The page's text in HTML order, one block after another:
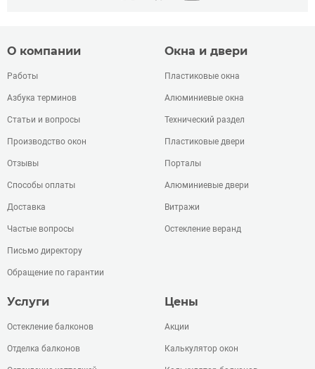
О компании
Работы
Азбука терминов
Статьи и вопросы
Производство окон
Отзывы
Способы оплаты
Доставка
Частые вопросы
Письмо директору
Обращение по гарантии
Окна и двери
Пластиковые окна
Алюминиевые окна
Технический раздел
Пластиковые двери
Порталы
Алюминиевые двери
Витражи
Остекление веранд
Услуги
Остекление балконов
Отделка балконов
Цены
Акции
Калькулятор окон